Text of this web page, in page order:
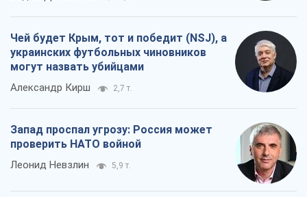
Чей будет Крым, тот и победит (NSJ), а
украинских футбольных чиновников
могут назвать убийцами
Александр Кирш 2,7 т.
Запад проспал угрозу: Россия может
проверить НАТО войной
Леонид Невзлин 5,9 т.